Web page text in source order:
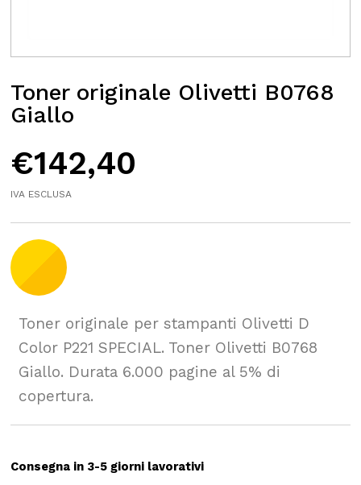
Toner originale Olivetti B0768
Giallo
€142,40
IVA ESCLUSA
Toner originale per stampanti Olivetti D
Color P221 SPECIAL. Toner Olivetti B0768
Giallo. Durata 6.000 pagine al 5% di
copertura.
Consegna in 3-5 giorni lavorativi